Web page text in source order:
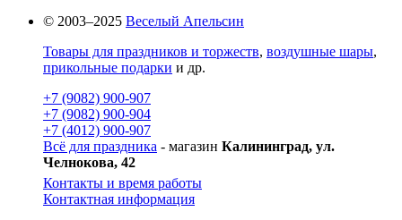
© 2003–2025 Веселый Апельсин
Товары для праздников и торжеств, воздушные шары,
прикольные подарки и др.
+7 (9082) 900-907
+7 (9082) 900-904
+7 (4012) 900-907
Всё для праздника - магазин Калининград, ул.
Челнокова, 42
Контакты и время работы
Контактная информация